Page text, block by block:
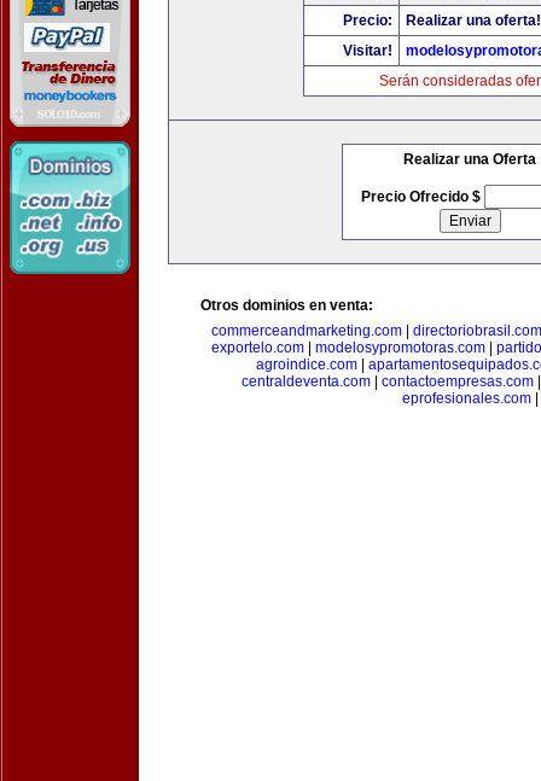
Precio:
Realizar una oferta!
Visitar!
Serán consideradas
Realizar una Oferta
Precio Ofrecido $
Otros dominios en venta:
commerceandmarketing.com| directoriobrasil.com
exportelo.com
modelosypromotoras.com
agroindice.com
centraldeventa.com
contactoempresas.com
eprofesionales.com|